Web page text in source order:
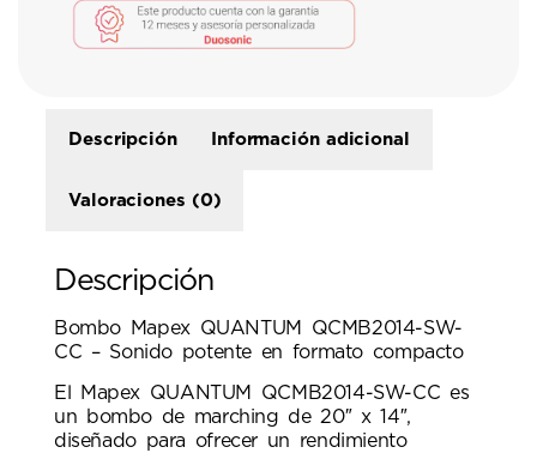
Descripción Información adicional
Valoraciones (0)
Descripción
Bombo Mapex QUANTUM QCMB2014-SW-
CC – Sonido potente en formato compacto
El Mapex QUANTUM QCMB2014-SW-CC es
un bombo de marching de 20″ x 14″,
diseñado para ofrecer un rendimiento